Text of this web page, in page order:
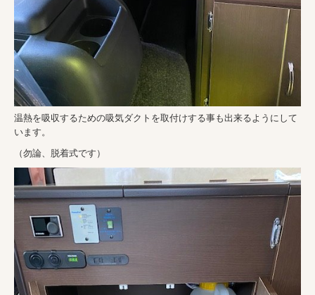
温熱を吸収するための吸気ダクトを取付けする事も出来るようにして
います。
（勿論、脱着式です）